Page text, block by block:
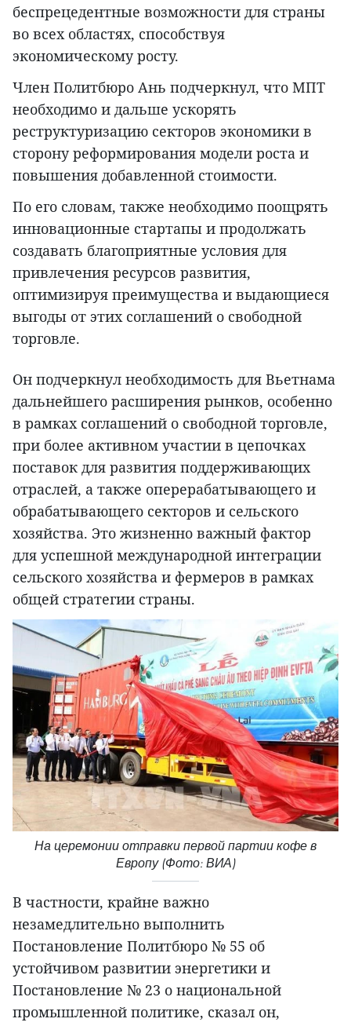
беспрецедентные возможности для страны
во всех областях, способствуя
экономическому росту.
Член Политбюро Ань подчеркнул, что МПТ
необходимо и дальше ускорять
реструктуризацию секторов экономики в
сторону реформирования модели роста и
повышения добавленной стоимости.
По его словам, также необходимо поощрять
инновационные стартапы и продолжать
создавать благоприятные условия для
привлечения ресурсов развития,
оптимизируя преимущества и выдающиеся
выгоды от этих соглашений о свободной
торговле.
Он подчеркнул необходимость для Вьетнама
дальнейшего расширения рынков, особенно
в рамках соглашений о свободной торговле,
при более активном участии в цепочках
поставок для развития поддерживающих
отраслей, а также оперерабатывающего и
обрабатывающего секторов и сельского
хозяйства. Это жизненно важный фактор
для успешной международной интеграции
сельского хозяйства и фермеров в рамках
общей стратегии страны.
На церемонии отправки первой партии кофе в
Европу (Фото: ВИА)
В частности, крайне важно
незамедлительно выполнить
Постановление Политбюро № 55 об
устойчивом развитии энергетики и
Постановление № 23 о национальной
промышленной политике, сказал он,